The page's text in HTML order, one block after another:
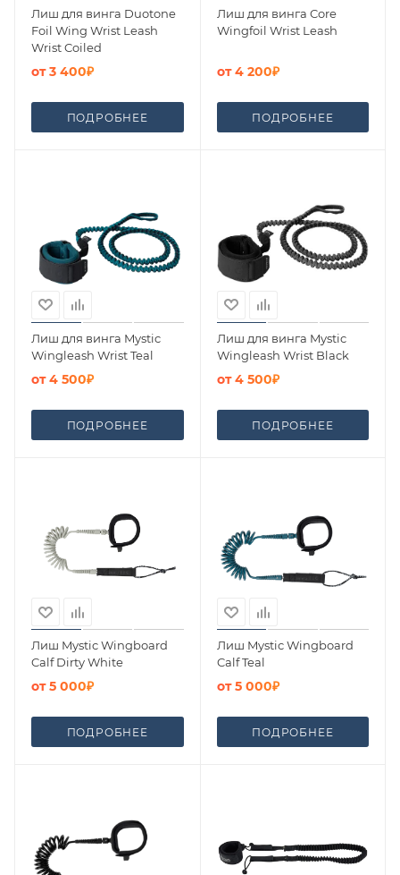
Лиш для винга Duotone
Foil Wing Wrist Leash
Wrist Coiled
от3 400₽
ПОДРОБНЕЕ
Лиш для винга Core
Wingfoil Wrist Leash
от4 200₽
ПОДРОБНЕЕ
Лиш для винга Mystic
Wingleash Wrist Teal
от4 500₽
ПОДРОБНЕЕ
Лиш для винга Mystic
Wingleash Wrist Black
от4 500₽
ПОДРОБНЕЕ
Лиш Mystic Wingboard
Calf Dirty White
от5 000₽
ПОДРОБНЕЕ
Лиш Mystic Wingboard
Calf Teal
от5 000₽
ПОДРОБНЕЕ